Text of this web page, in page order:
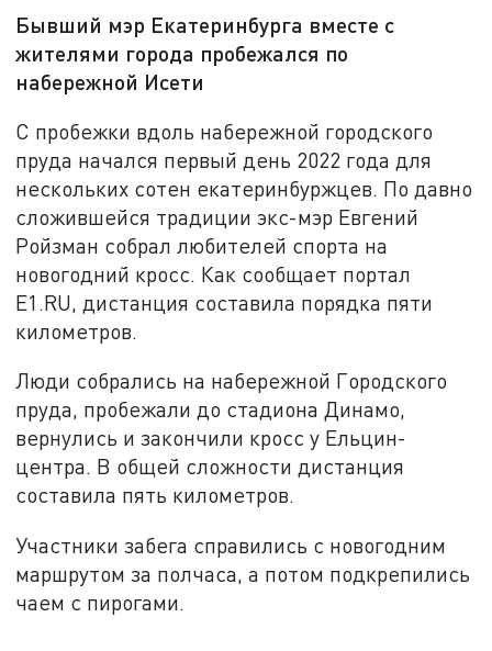
Бывший мэр Екатеринбурга вместе с
жителями города пробежался по
набережной Исети
С пробежки вдоль набережной городского
пруда начался первый день 2022 года для
нескольких сотен екатеринбуржцев. По давно
сложившейся традиции экс-мэр Евгений
Ройзман собрал любителей спорта на
новогодний кросс. Как сообщает портал
E1.RU, дистанция составила порядка пяти
километров.
Люди собрались на набережной Городского
пруда, пробежали до стадиона Динамо,
вернулись и закончили кросс у Ельцин-
центра. В общей сложности дистанция
составила пять километров.
Участники забега справились с новогодним
маршрутом за полчаса, а потом подкрепились
чаем с пирогами.